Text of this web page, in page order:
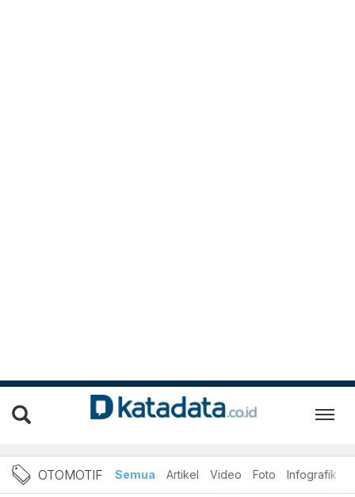
OTOMOTIF: Berita
OTOMOTIF Semua Artikel Video Foto Infografik